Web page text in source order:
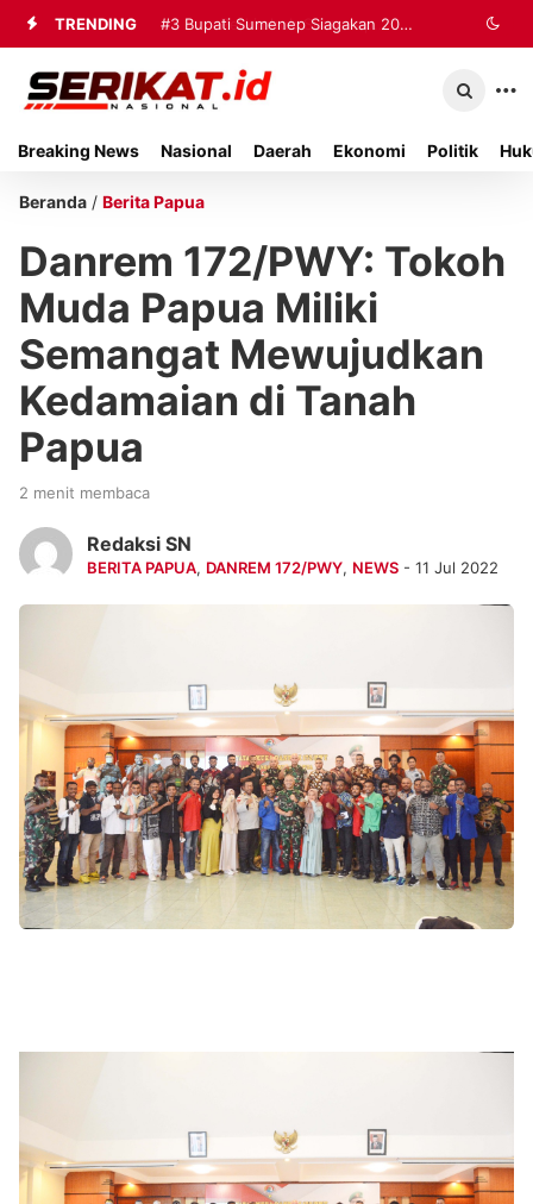
TRENDING #3 Bupati Sumenep Siagakan 20
Ambulans dan Tiga Rumah Sakit
Breaking News Nasional Daerah Ekonomi Politik
Beranda / Berita Papua
Danrem 172/PWY: Tokoh
Muda Papua Miliki
Semangat Mewujudkan
Kedamaian di Tanah
Papua
2 menit membaca
Redaksi SN
BERITA PAPUA, DANREM 172/PWY, NEWS - 11 Jul 2022